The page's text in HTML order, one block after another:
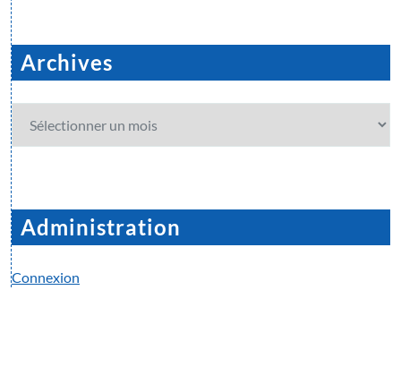
Archives
Archives
Administration
Connexion